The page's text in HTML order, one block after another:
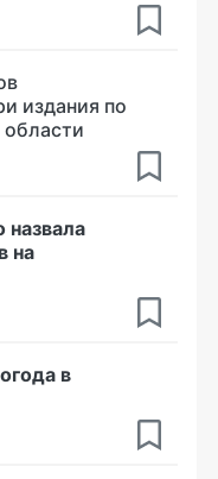
издания по
назвала
на
в